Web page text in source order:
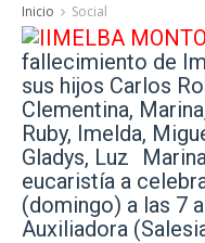
Inicio Social
fallecimiento de
sus hijos Carlos
Clementina,
Ruby, Imelda,
Gladys, Luz
eucaristía a
(domingo) a las 7
Auxiliadora